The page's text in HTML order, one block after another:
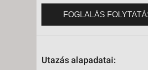
FOGLALÁS
Utazás alapadatai: